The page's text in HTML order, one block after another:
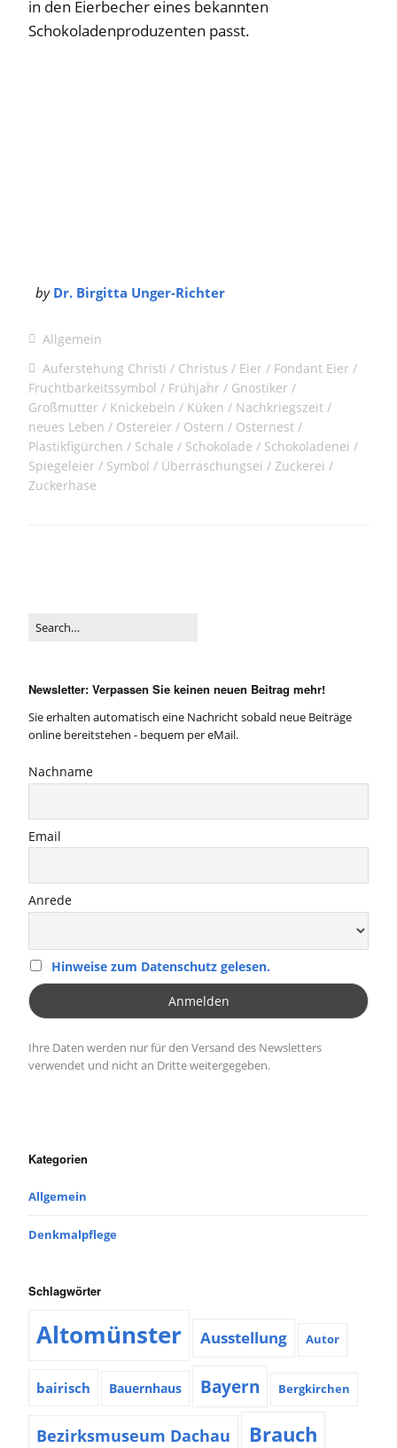
in den Eierbecher eines bekannten
Schokoladenproduzenten passt.
by Dr. Birgitta Unger-Richter
Allgemein
Auferstehung Christi
Christus Eier
Fondant Eier
Fruchtbarkeitssymbol
Frühjahr
Gnostiker
Großmutter
Knickebein Küken
Nachkriegszeit
neues Leben
Ostereier Ostern
Osternest
Plastikfigürchen
Schale Schokolade
Schokoladenei
Spiegeleier
Symbol Überraschungsei
Zuckerei
Zuckerhase
Newsletter: Verpassen Sie keinen neuen Beitrag mehr!
Sie erhalten automatisch eine Nachricht sobald neue Beiträge
online bereitstehen - bequem per eMail.
Nachname
Email
Anrede
Hinweise zum Datenschutz gelesen.
Ihre Daten werden nur für den Versand des Newsletters
verwendet und nicht an Dritte weitergegeben.
Kategorien
Allgemein
Denkmalpflege
Schlagwörter
Altomünster Ausstellung Autor
bairisch Bauernhaus Bayern Bergkirchen
Bezirksmuseum Dachau Brauch